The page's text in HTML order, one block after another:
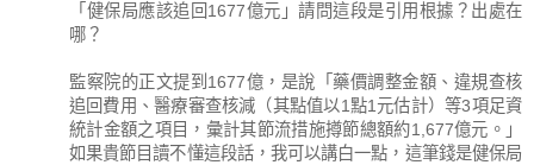
「健保局應該追回1677億元」請問這段是引用根據？出處在
哪？
監察院的正文提到1677億，是說「藥價調整金額、違規查核
追回費用、醫療審查核減（其點值以1點1元估計）等3項足資
統計金額之項目，彙計其節流措施撙節總額約1,677億元。」
如果貴節目讀不懂這段話，我可以講白一點，這筆錢是健保局